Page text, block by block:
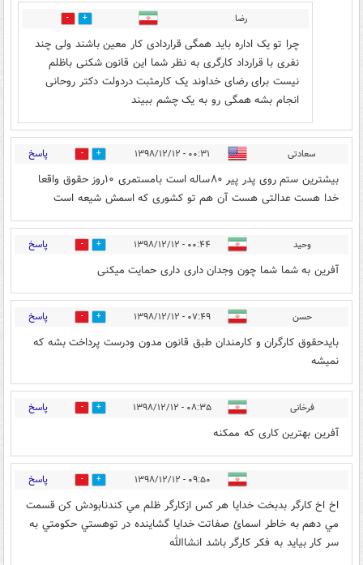
رضا 11
چرا تو یک اداره باید همگی قراردادی کار معین باشند ولی چند
نفری با قرارداد کارگری به نظر شما این قانون شکنی باظلم
نیست برای رضای خداوند یک کارمثبت دردولت دکتر روحانی
انجام بشه همگی رو به یک چشم ببیند
سعادتی ۰۰:۳۱ - ۱۳۹۸/۱۲/۱۲ 1 پاسخ
بیشترین ستم روی پدر پیر ۸۰ساله است بامستمری ۱۰روز حقوق واقعا
خدا هست عدالتی هست آن هم تو کشوری که اسمش شیعه است
وحید ۰۰:۴۴ - ۱۳۹۸/۱۲/۱۲ 9 پاسخ
آفرین به شما شما چون وجدان داری داری حمایت میکنی
حسن ۰۷:۴۹ - ۱۳۹۸/۱۲/۱۲ 0 پاسخ
بایدحقوق کارگران و کارمندان طبق قانون مدون ودرست پرداخت بشه که
نمیشه
فرخانی ۰۸:۳۵ - ۱۳۹۸/۱۲/۱۲ 0 پاسخ
آفرین بهترین کاری که ممکنه
۰۹:۵۰ - ۱۳۹۸/۱۲/۱۲ 4 پاسخ
اخ اخ كارگر بدبخت خدايا هر كس ازكارگر ظلم مي كندنابودش كن قسمت
مي دهم به خاطر اسمائ صفاتت خدايا گشاينده در توهستي حكومتي به
سر كار بيايد به فكر كارگر باشد انشاالله